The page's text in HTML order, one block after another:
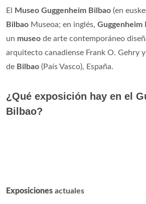
El Museo Guggenheim Bilbao (en
Bilbao Museoa; en inglés, Guggenheim
un museo de arte contemporáneo
arquitecto canadiense Frank O. Gehry
de Bilbao (País Vasco), España.
¿Qué exposición hay en el
Bilbao?
Exposiciones actuales